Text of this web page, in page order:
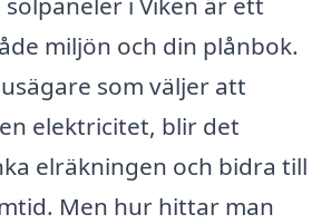
miljön och din plånbok.
som väljer att
elektricitet, blir det
elräkningen och bidra till
Men hur hittar man